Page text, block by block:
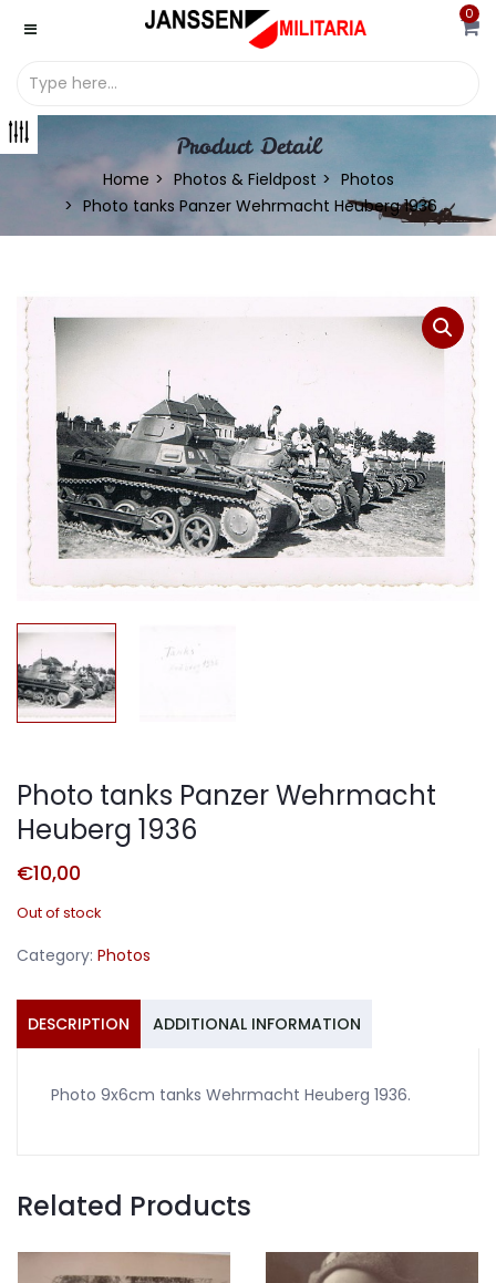
0
Product Detail
Home Photos & Fieldpost
Photos
Photo tanks Panzer Wehrmacht Heuberg 1936
Photo tanks Panzer Wehrmacht
Heuberg 1936
€10,00
Out of stock
Category: Photos
DESCRIPTION ADDITIONAL INFORMATION
Photo 9x6cm tanks Wehrmacht Heuberg 1936.
Related Products